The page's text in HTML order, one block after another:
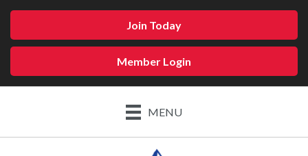
Join Today
Member Login
MENU